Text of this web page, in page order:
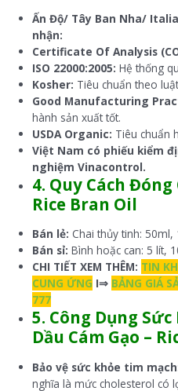
Ấn Độ/ Tây Ban Nha/
nhận:
Certificate Of Analysis
ISO 22000:2005: Hệ thống
Kosher: Tiêu chuẩn theo
Good Manufacturing
hành sản xuất tốt.
USDA Organic: Tiêu chuẩn
Việt Nam có phiếu kiểm
nghiệm Vinacontrol.
4. Quy Cách Đóng
Rice Bran Oil
Bán lẻ: Chai thủy tinh:
Bán sỉ: Bình hoặc can: 5 lít,
CHI TIẾT XEM THÊM: TIN
CUNG ỨNG I⇒ BẢNG GIÁ
777
5. Công Dụng
Dầu Cám Gạo –
Bảo vệ sức khỏe tim
nghĩa là mức cholesterol có